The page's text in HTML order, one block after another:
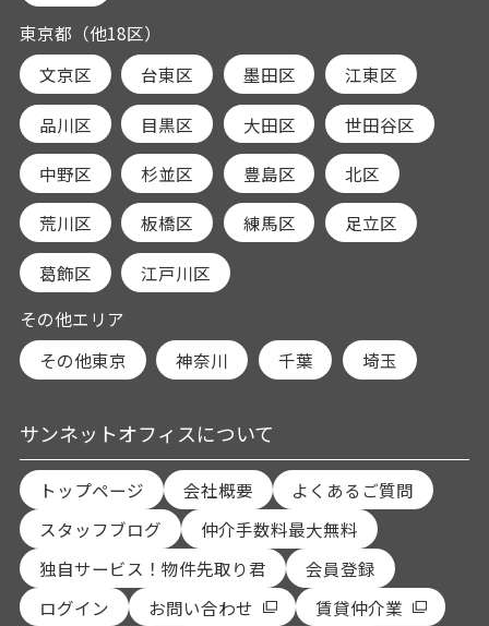
東京都（他18区）
文京区
台東区 墨田区 江東区
品川区 目黒区 大田区 世田谷区
中野区 杉並区 豊島区 北区
荒川区 板橋区 練馬区 足立区
葛飾区
江戸川区
その他エリア
その他東京
神奈川 千葉 埼玉
サンネットオフィスについて
トップページ 会社概要
よくあるご質問
スタッフブログ
仲介手数料最大無料
独自サービス！物件先取り君
会員登録
ログイン
お問い合わせ
賃貸仲介業